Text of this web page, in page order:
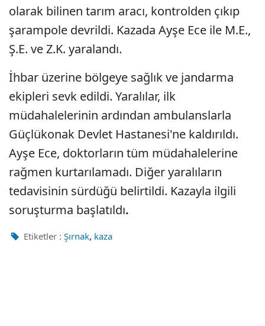
olarak bilinen tarım aracı, kontrolden çıkıp
şarampole devrildi. Kazada Ayşe Ece ile M.E.,
Ş.E. ve Z.K. yaralandı.
İhbar üzerine bölgeye sağlık ve jandarma
ekipleri sevk edildi. Yaralılar, ilk
müdahalelerinin ardından ambulanslarla
Güçlükonak Devlet Hastanesi'ne kaldırıldı.
Ayşe Ece, doktorların tüm müdahalelerine
rağmen kurtarılamadı. Diğer yaralıların
tedavisinin sürdüğü belirtildi. Kazayla ilgili
soruşturma başlatıldı.
Etiketler : Şırnak, kaza